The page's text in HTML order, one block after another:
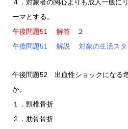
４．対象者の関心よりも成人一般に
ーマとする。
午後問題51 解答 ２
午後問題51 解説 対象の生活スタ
午後問題52 出血性ショックになる
か。
１．頸椎骨折
２．肋骨骨折